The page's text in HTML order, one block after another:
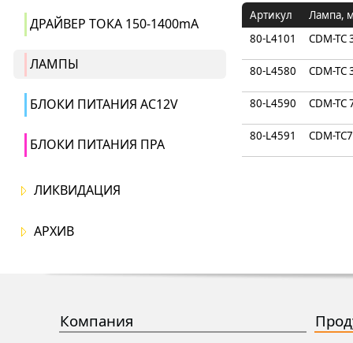
ДРАЙВЕР ТОКА 150-1400mA
ЛАМПЫ
БЛОКИ ПИТАНИЯ AC12V
БЛОКИ ПИТАНИЯ ПРА
ЛИКВИДАЦИЯ
АРХИВ
Артикул
Лампа,
80-L4101
CDM-TС
80-L4580 CDM-TС
80-L4590 CDM-TС
80-L4591 CDM-
Компания